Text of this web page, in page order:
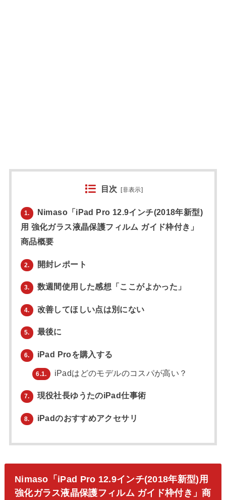
目次 [非表示]
1.
Nimaso「iPad Pro 12.9インチ(2018年新型)
用 強化ガラス液晶保護フィルム ガイド枠付き」
商品概要
2. 開封レポート
3. 数週間使用した感想「ここがよかった」
4. 改善してほしい点は別にない
5. 最後に
6. iPad Proを購入する
6.1. iPadはどのモデルのコスパが高い？
7. 現役社長ゆうたのiPad仕事術
8. iPadのおすすめアクセサリ
Nimaso「iPad Pro 12.9インチ(2018年新型)用
強化ガラス液晶保護フィルム ガイド枠付き」商